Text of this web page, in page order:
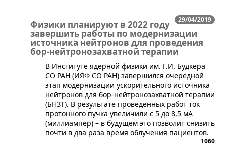
29/04/2019
Физики планируют в 2022 году
завершить работы по модернизации
источника нейтронов для проведения
бор-нейтронозахватной терапии
В Институте ядерной физики им. Г.И. Будкера
СО РАН (ИЯФ СО РАН) завершился очередной
этап модернизации ускорительного источника
нейтронов для бор-нейтронозахватной терапии
(БНЗТ). В результате проведенных работ ток
протонного пучка увеличили с 5 до 8,5 мА
(миллиампер) – в будущем это позволит снизить
почти в два раза время облучения пациентов.
1060